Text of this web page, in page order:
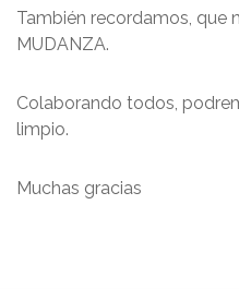
También recordamos, que
MUDANZA.
Colaborando todos,
limpio.
Muchas gracias